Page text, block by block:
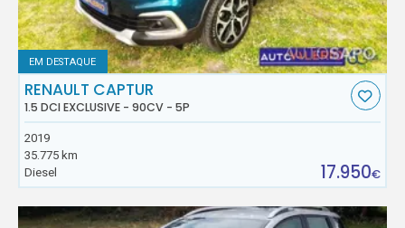
EM DESTAQUE
RENAULT CAPTUR
1.5 DCI EXCLUSIVE - 90CV - 5P
2019
35.775 km
Diesel
17.950€